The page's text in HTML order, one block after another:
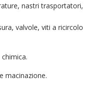
nastri trasportatori,
valvole, viti a ricircolo
macinazione.